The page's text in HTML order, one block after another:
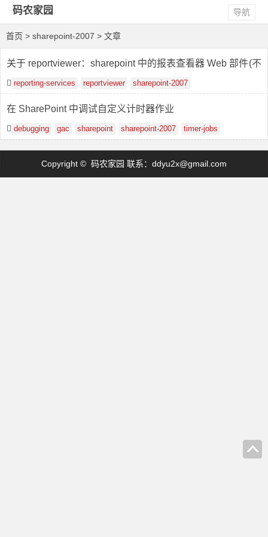
码农家园 导航
首页 > sharepoint-2007 > 文章
关于 reportviewer：sharepoint 中的报表查看器 Web 部件(不
是报表查看器控件)大小问题
reporting-services reportviewer sharepoint-2007
在 SharePoint 中调试自定义计时器作业
debugging gac sharepoint sharepoint-2007 timer-jobs
Copyright © 码农家园 联系： ddyu2x@gmail.com